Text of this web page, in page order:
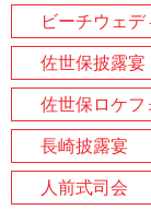
ビーチウェデ
佐世保披露宴
佐世保ロケフ
長崎披露宴
人前式司会